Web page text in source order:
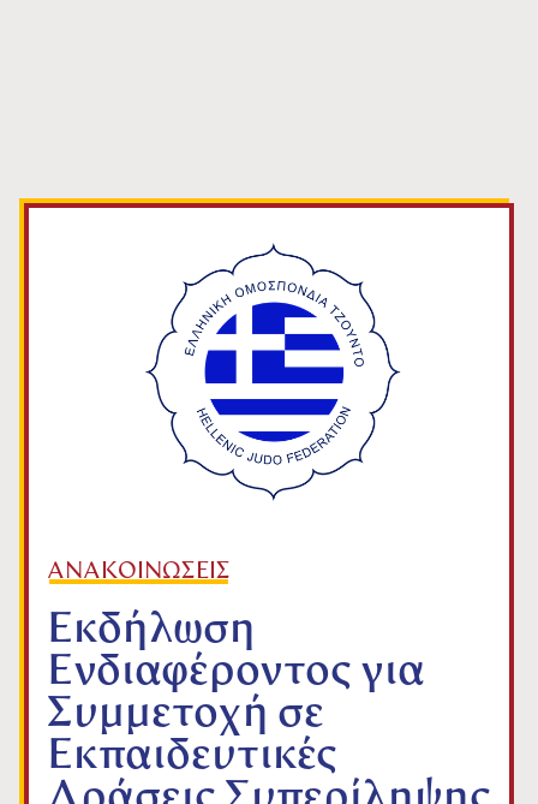
ΑΝΑΚΟΙΝΩΣΕΙΣ
Εκδήλωση
Ενδιαφέροντος για
Συμμετοχή σε
Εκπαιδευτικές